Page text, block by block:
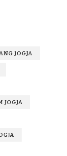
JOGJA
JOGJA